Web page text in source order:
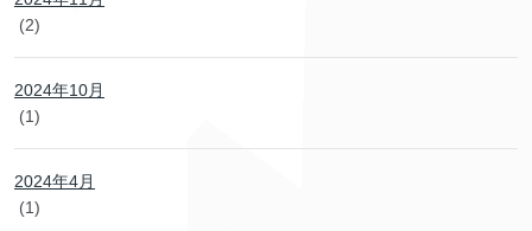
(2)
2024年10月
(1)
2024年4月
(1)